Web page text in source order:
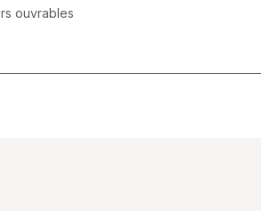
ouvrables